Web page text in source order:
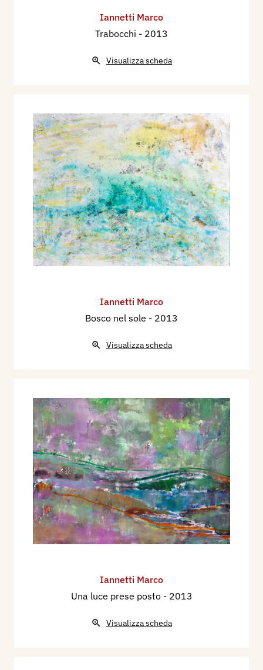
Iannetti Marco
Trabocchi - 2013
Visualizza scheda
Iannetti Marco
Bosco nel sole - 2013
Visualizza scheda
Iannetti Marco
Una luce prese posto - 2013
Visualizza scheda